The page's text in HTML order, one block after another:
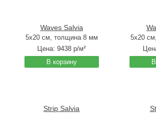
Waves Salvia
5x20 см, толщина 8 мм
Цена:9438 р/м²
В корзину
5x20
Strip Salvia